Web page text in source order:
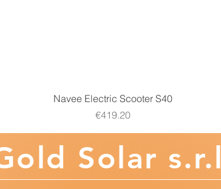
Quick View
Navee Electric Scooter S40
Price
€419.20
Solar s.r.l